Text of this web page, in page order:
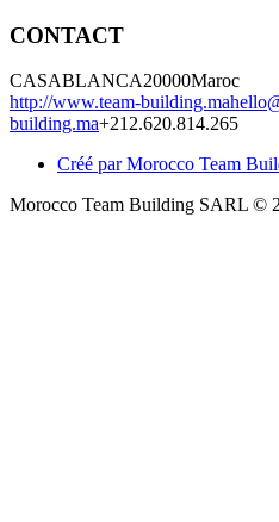
CONTACT
CASABLANCA20000Maroc
http://www.team-building.ma
building.ma+212.620.814.265
Créé par Morocco Team
Morocco Team Building SARL ©